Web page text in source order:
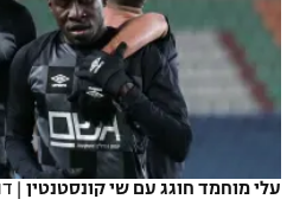
VOD
נבחרת ישראל
מכבי חיפה
בית"ר ירושלים
מכבי תל אביב
ליגה ספרדית
ליגה איטלקית
ליגה צרפתית
כדורסל נשים
מכבי תל אביב
הפועל חולון
הפועל ירושלים
יורוליג
יורוקאפ
טניס
כדורעף
עלי מוחמד חוגג עם שי קונסטנטין |